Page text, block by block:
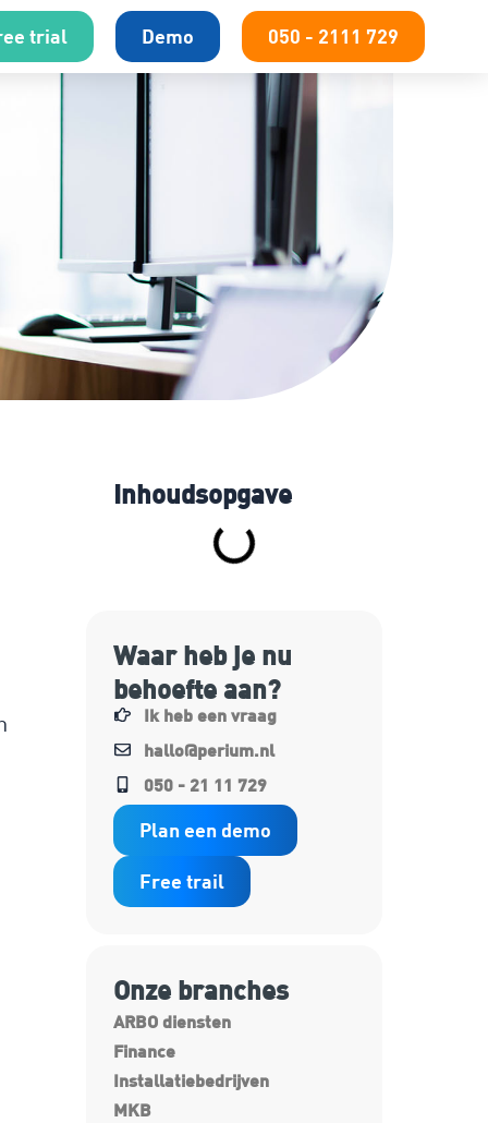
trial Demo 050 - 2111 729
Inhoudsopgave
Waar heb je nu
behoefte aan?
Ik heb een vraag
hallo@perium.nl
050 - 21 11 729
Plan een demo
Free trail
Onze branches
ARBO diensten
Finance
Installatiebedrijven
MKB